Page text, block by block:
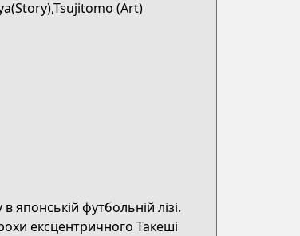
(Art)
японській футбольній лізі.
ексцентричного Такеші